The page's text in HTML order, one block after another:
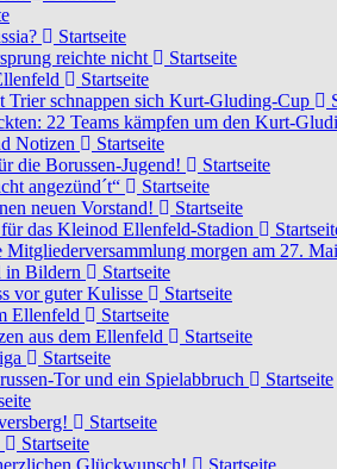
Startseite
reichte nicht
Startseite
Startseite
Trier schnappen sich Kurt-Gluding-Cup
22 Teams kämpfen um den Kurt-
Notizen
Startseite
die Borussen-Jugend!
Startseite
angezünd´t“
Startseite
neuen Vorstand!
Startseite
das Kleinod Ellenfeld-Stadion
morgen am 27.
in Bildern
Startseite
vor guter Kulisse
Startseite
Ellenfeld
Startseite
aus dem Ellenfeld
Startseite
Startseite
Tor und ein Spielabbruch
Startseite
Startseite
Startseite
Glückwunsch!
Startseite